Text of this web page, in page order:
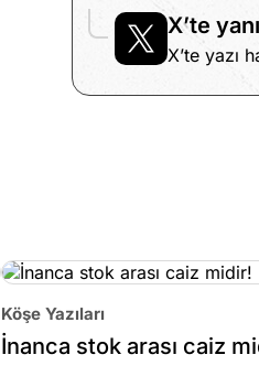
X’te
X’te yazı
Köşe Yazıları
İnanca stok arası caiz